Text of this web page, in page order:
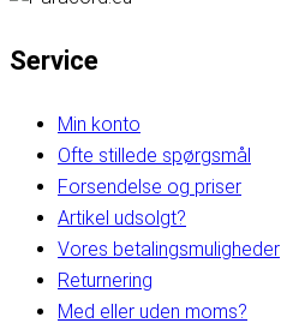
Service
Min konto
Ofte stillede spørgsmål
Forsendelse og priser
Artikel udsolgt?
Vores betalingsmuligheder
Returnering
Med eller uden moms?